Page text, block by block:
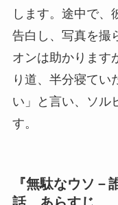
します。途中で、
告白し、写真を撮
オンは助かります
り道、半分寝てい
い」と言い、ソル
す。
『無駄なウソ－